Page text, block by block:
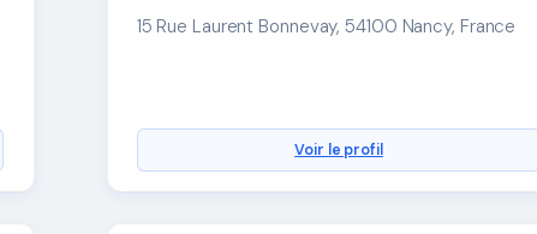
15 Rue Laurent Bonnevay, 54100 Nancy, France
Voir le profil